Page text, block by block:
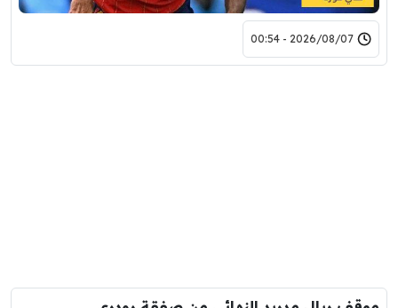
2026/08/07 - 00:54